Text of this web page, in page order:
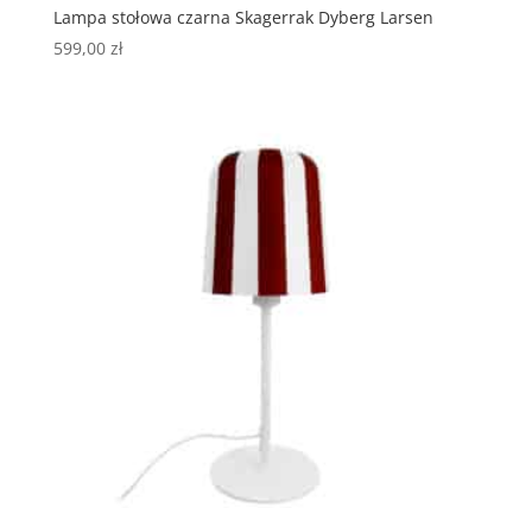
Lampa stołowa czarna Skagerrak Dyberg Larsen
599,00 zł